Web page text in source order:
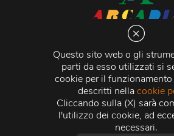
Questo sito web o gli
parti da esso utilizzati si
cookie per il
descritti nellacookie
Cliccando sulla (X) sarà
l'utilizzo dei cookie, ad
necessari.
Via Martiri della
C.C.I.A.A. - R.E.A di Milano
Registro delle Imprese di Milano
Fiscale e Partita Iva11015840157 |
500.000,00 i.v.
Credits:Crea Informatica S.r.l.
riservati.